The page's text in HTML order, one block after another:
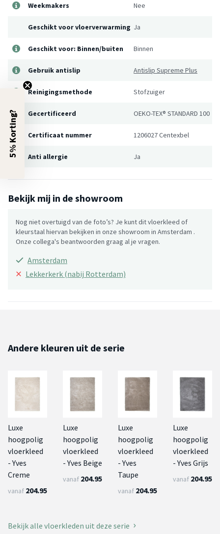
Weekmakers Nee
Geschikt voor vloerverwarming Ja
Geschikt voor: Binnen/buiten Binnen
Gebruik antislip Antislip Supreme Plus
Reinigingsmethode Stofzuiger
Gecertificeerd OEKO-TEX® STANDARD 100
Certificaat nummer 1206027 Centexbel
Anti allergie Ja
Bekijk mij in de showroom
Nog niet overtuigd van de foto’s? Je kunt dit vloerkleed of
kleurstaal hiervan bekijken in onze showroom in Amsterdam .
Onze collega's beantwoorden graag al je vragen.
Amsterdam
× Lekkerkerk (nabij Rotterdam)
Andere kleuren uit de serie
Luxe
hoogpolig
vloerkleed
- Yves
Creme
vanaf 204.95
Luxe
hoogpolig
vloerkleed
- Yves Beige
vanaf 204.95
Luxe
hoogpolig
vloerkleed
- Yves
Taupe
vanaf 204.95
Luxe
hoogpolig
vloerkleed
- Yves Grijs
vanaf 204.95
Bekijk alle vloerkleden uit deze serie
5% Korting?